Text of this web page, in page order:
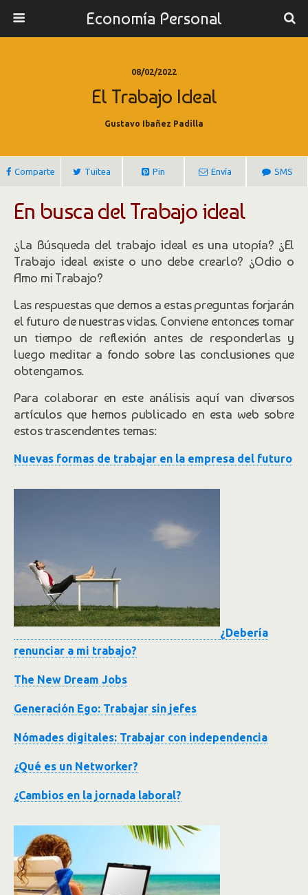
Economía Personal
08/02/2022
El Trabajo Ideal
Gustavo Ibañez Padilla
Comparte Tuitea Pin Envía SMS
En busca del Trabajo ideal
¿La Búsqueda del trabajo ideal es una utopía? ¿El
Trabajo ideal existe o uno debe crearlo? ¿Odio o
Amo mi Trabajo?
Las respuestas que demos a estas preguntas forjarán
el futuro de nuestras vidas. Conviene entonces tomar
un tiempo de reflexión antes de responderlas y
luego meditar a fondo sobre las conclusiones que
obtengamos.
Para colaborar en este análisis aquí van diversos
artículos que hemos publicado en esta web sobre
estos trascendentes temas:
Nuevas formas de trabajar en la empresa del futuro
¿Debería
renunciar a mi trabajo?
The New Dream Jobs
Generación Ego: Trabajar sin jefes
Nómades digitales: Trabajar con independencia
¿Qué es un Networker?
¿Cambios en la jornada laboral?